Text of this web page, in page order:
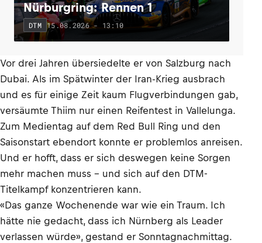
Nürburgring: Rennen 1
DTM 15.08.2026 - 13:10
Vor drei Jahren übersiedelte er von Salzburg nach
Dubai. Als im Spätwinter der Iran-Krieg ausbrach
und es für einige Zeit kaum Flugverbindungen gab,
versäumte Thiim nur einen Reifentest in Vallelunga.
Zum Medientag auf dem Red Bull Ring und den
Saisonstart ebendort konnte er problemlos anreisen.
Und er hofft, dass er sich deswegen keine Sorgen
mehr machen muss – und sich auf den DTM-
Titelkampf konzentrieren kann.
«Das ganze Wochenende war wie ein Traum. Ich
hätte nie gedacht, dass ich Nürnberg als Leader
verlassen würde», gestand er Sonntagnachmittag.